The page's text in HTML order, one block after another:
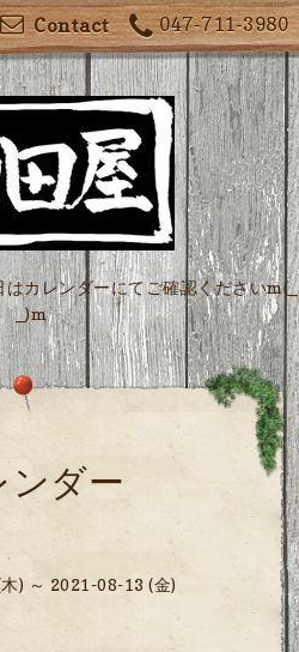
047-711-3980
Contact
カレンダーにてご確認くださいm(_
_)m
ダー
) ～ 2021-08-13 (金)